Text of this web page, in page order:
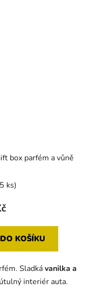
box parfém a vůně
ks)
DO KOŠÍKU
Sladkávanilka a
interiér auta.